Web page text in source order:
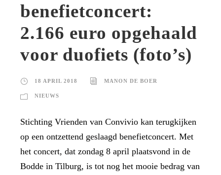
benefietconcert:
2.166 euro opgehaald
voor duofiets (foto’s)
18 APRIL 2018 MANON DE BOER
NIEUWS
Stichting Vrienden van Convivio kan terugkijken
op een ontzettend geslaagd benefietconcert. Met
het concert, dat zondag 8 april plaatsvond in de
Bodde in Tilburg, is tot nog het mooie bedrag van